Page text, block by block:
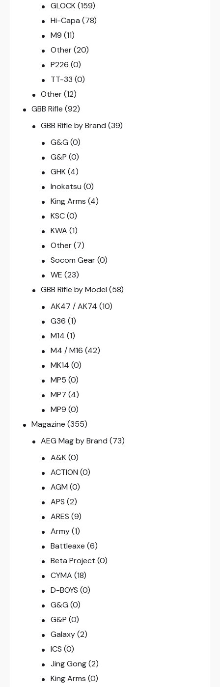
GLOCK (159)
Hi-Capa (78)
M9 (11)
Other (20)
P226 (0)
TT-33 (0)
Other (12)
GBB Rifle (92)
GBB Rifle by Brand (39)
G&G (0)
G&P (0)
GHK (4)
Inokatsu (0)
King Arms (4)
KSC (0)
KWA (1)
Other (7)
Socom Gear (0)
WE (23)
GBB Rifle by Model (58)
AK47 / AK74 (10)
G36 (1)
M14 (1)
M4 / M16 (42)
MK14 (0)
MP5 (0)
MP7 (4)
MP9 (0)
Magazine (355)
AEG Mag by Brand (73)
A&K (0)
ACTION (0)
AGM (0)
APS (2)
ARES (9)
Army (1)
Battleaxe (6)
Beta Project (0)
CYMA (18)
D-BOYS (0)
G&G (0)
G&P (0)
Galaxy (2)
ICS (0)
Jing Gong (2)
King Arms (0)